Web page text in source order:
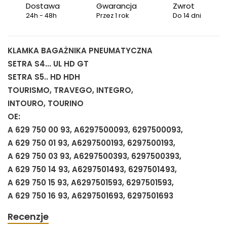
Dostawa
24h - 48h
Gwarancja
Przez 1 rok
Zwrot
Do 14 dni
KLAMKA BAGAŻNIKA PNEUMATYCZNA
SETRA S4... UL HD GT
SETRA S5.. HD HDH
TOURISMO, TRAVEGO, INTEGRO,
INTOURO, TOURINO
OE:
A 629 750 00 93, A6297500093, 6297500093,
A 629 750 01 93, A6297500193, 6297500193,
A 629 750 03 93, A6297500393, 6297500393,
A 629 750 14 93, A6297501493, 6297501493,
A 629 750 15 93, A6297501593, 6297501593,
A 629 750 16 93, A6297501693, 6297501693
Recenzje